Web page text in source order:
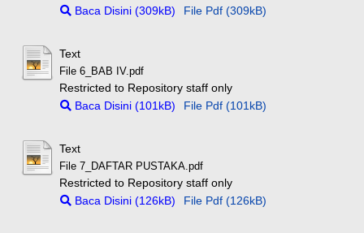
Baca Disini (309kB)
File Pdf (309kB)
Text
File 6_BAB IV.pdf
Restricted to Repository staff only
Baca Disini (101kB)
File Pdf (101kB)
Text
File 7_DAFTAR PUSTAKA.pdf
Restricted to Repository staff only
Baca Disini (126kB)
File Pdf (126kB)